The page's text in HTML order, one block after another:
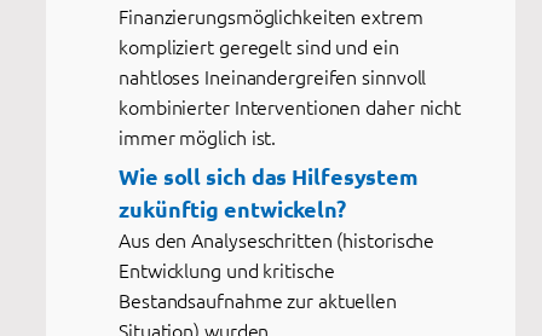
Finanzierungsmöglichkeiten extrem
kompliziert geregelt sind und ein
nahtloses Ineinandergreifen sinnvoll
kombinierter Interventionen daher nicht
immer möglich ist.
Wie soll sich das Hilfesystem
zukünftig entwickeln?
Aus den Analyseschritten (historische
Entwicklung und kritische
Bestandsaufnahme zur aktuellen
Situation) wurden